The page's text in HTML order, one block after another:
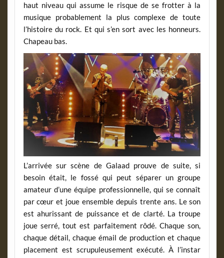
haut niveau qui assume le risque de se frotter à la
musique probablement la plus complexe de toute
l’histoire du rock. Et qui s’en sort avec les honneurs.
Chapeau bas.
L’arrivée sur scène de Galaad prouve de suite, si
besoin était, le fossé qui peut séparer un groupe
amateur d’une équipe professionnelle, qui se connaît
par cœur et joue ensemble depuis trente ans. Le son
est ahurissant de puissance et de clarté. La troupe
joue serré, tout est parfaitement rôdé. Chaque son,
chaque détail, chaque émail de production et chaque
placement est scrupuleusement exécuté. À l’instar